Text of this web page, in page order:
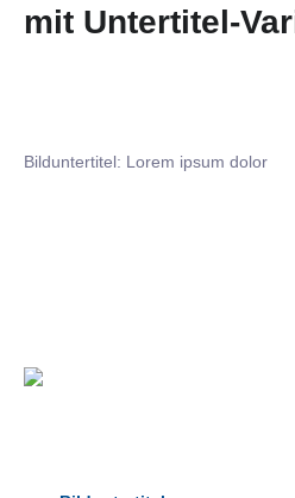
mit Untertitel-
Bilduntertitel: Lorem ipsum dolor